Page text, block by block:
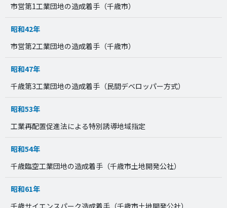
市営第1工業団地の造成着手（千歳市）
昭和42年
市営第2工業団地の造成着手（千歳市）
昭和47年
千歳第3工業団地の造成着手（民間デベロッパー方式）
昭和53年
工業再配置促進法による特別誘導地域指定
昭和54年
千歳臨空工業団地の造成着手（千歳市土地開発公社）
昭和61年
千歳サイエンスパーク造成着手（千歳市土地開発公社）